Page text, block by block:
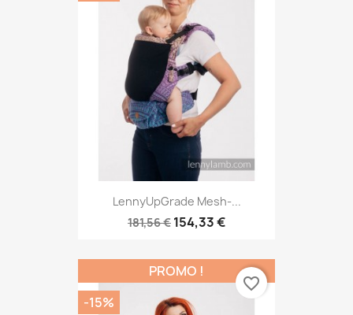
LennyUpGrade Mesh-...
181,56 € 154,33 €
PROMO !
-15%
favorite_border